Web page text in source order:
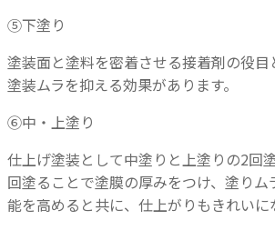
⑤下塗り
塗装面と塗料を密着させる接着剤の役
塗装ムラを抑える効果があります。
⑥中・上塗り
仕上げ塗装として中塗りと上塗りの2回
回塗ることで塗膜の厚みをつけ、塗りム
能を高めると共に、仕上がりもきれいに